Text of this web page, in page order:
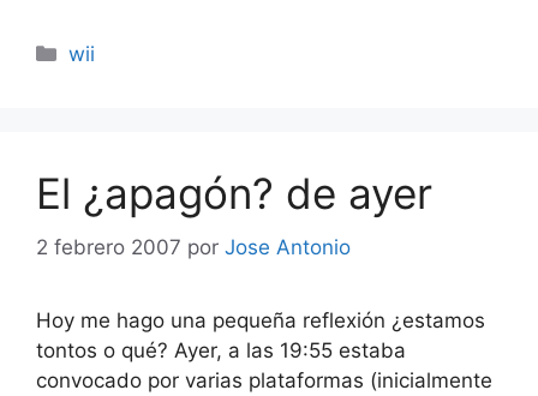
Categorías
wii
El ¿apagón? de ayer
2 febrero 2007 por Jose Antonio
Hoy me hago una pequeña reflexión ¿estamos
tontos o qué? Ayer, a las 19:55 estaba
convocado por varias plataformas (inicialmente